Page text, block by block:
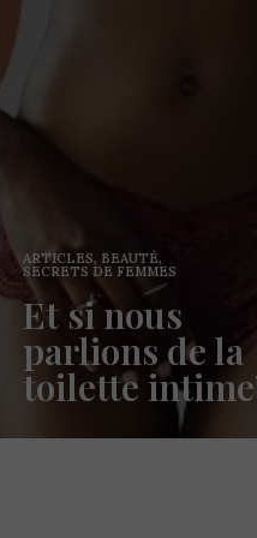
Le Club des
Cotonettes à la
Découverte de
Kissywears
Coucou les Cotonettes, Oui